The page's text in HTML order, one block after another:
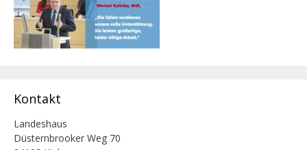
Kontakt
Landeshaus
Düsternbrooker Weg 70